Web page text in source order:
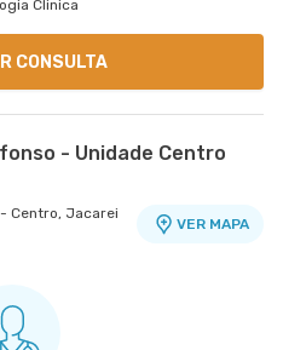
Clinica
CONSULTA
- Unidade Centro
Centro, Jacarei
VER MAPA